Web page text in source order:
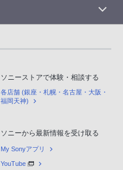
ソニーストアで体験・相談する
各店舗 (銀座・札幌・名古屋・大阪・
福岡天神)
ソニーから最新情報を受け取る
My Sonyアプリ
YouTube